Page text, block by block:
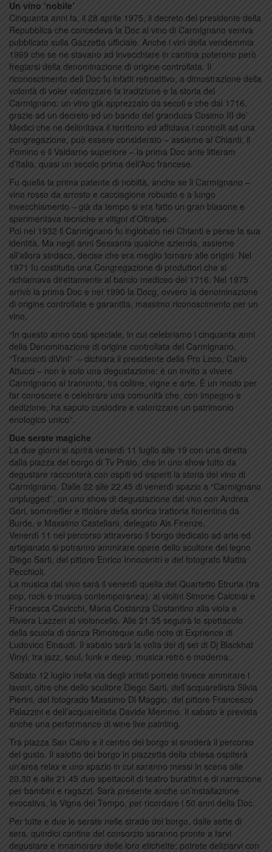
Un vino ‘nobile’
Cinquanta anni fa, il 28 aprile 1975, il decreto del presidente della
Repubblica che concedeva la Doc al vino di Carmignano veniva
pubblicato sulla Gazzetta ufficiale. Anche i vini della vendemmia
1969 che se ne stavano ad invecchiare in cantina poterono però
fregiarsi della denominazione di origine controllata. Il
riconoscimento dell Doc fu infatti retroattivo, a dimostrazione della
volontà di voler valorizzare la tradizione e la storia del
Carmignano: un vino già apprezzato da secoli e che dal 1716,
grazie ad un decreto ed un bando del granduca Cosimo III de’
Medici che ne delimitava il territorio ed affidava i controlli ad una
congregazione, può essere considerato – assieme al Chianti, il
Pomino e il Valdarno superiore – la prima Doc ante litteram
d’Italia, quasi un secolo prima dell’Aoc francese.
Fu quella la prima patente di nobiltà, anche se il Carmignano –
vino rosso da arrosto e cacciagione robusto e a lungo
invecchiamento – già da tempo si era fatto un gran blasone e
sperimentava tecniche e vitigni d’Oltralpe.
Poi nel 1932 il Carmignano fu inglobato nel Chianti e perse la sua
identità. Ma negli anni Sessanta qualche azienda, assieme
all’allora sindaco, decise che era meglio tornare alle origini. Nel
1971 fu costituita una Congregazione di produttori che si
richiamava direttamente al bando mediceo del 1716. Nel 1975
arrivò la prima Doc e nel 1990 la Docg, ovvero la denominazione
di origine controllate e garantita, massimo riconoscimento per un
vino.
“In questo anno così speciale, in cui celebriamo i cinquanta anni
della Denominazione di origine controllata del Carmignano,
“Tramonti diVini” – dichiara il presidente della Pro Loco, Carlo
Attucci – non è solo una degustazione: è un invito a vivere
Carmignano al tramonto, tra colline, vigne e arte. È un modo per
far conoscere e celebrare una comunità che, con impegno e
dedizione, ha saputo custodire e valorizzare un patrimonio
enologico unico”.
Due serate magiche
La due giorni si aprirà venerdì 11 luglio alle 19 con una diretta
dalla piazza del borgo di Tv Prato, che in uno show tutto da
degustare racconterà con ospiti ed esperti la storia del vino di
Carmignano. Dalle 22 alle 22.45 di venerdì spazio a “Carmignano
unplugged”, un uno show di degustazione dal vivo con Andrea
Gori, sommellier e titolare della storica trattoria fiorentina da
Burde, e Massimo Castellani, delegato Ais Firenze,
Venerdì 11 nel percorso attraverso il borgo dedicato ad arte ed
artigianato si potranno ammirare opere dello scultore del legno
Diego Sarti, del pittore Enrico Innocentri e del fotografo Mattia
Pecchioli.
La musica dal vivo sarà il venerdì quella del Quartetto Etruria (tra
pop, rock e musica contemporanea): ai violini Simone Calcinai e
Francesca Cavicchi, Maria Costanza Costantino alla viola e
Riviera Lazzeri al violoncello. Alle 21.35 seguirà lo spettacolo
della scuola di danza Rimoteque sulle note di Exprience di
Ludovico Einaudi. Il sabato sarà la volta del dj set di Dj Blackhat
Vinyl, tra jazz, soul, funk e deep, musica retrò e moderna..
Sabato 12 luglio nella via degli artisti potrete invece ammirare i
lavori, oltre che dello scultore Diego Sarti, dell’acquarellista Silvia
Pierini, del fotogrado Massimo Di Maggio, del pittore Francesco
Palazzini e dell’acquarellista Davide Memmo. Il sabato è prevista
anche una performance di wine live painting.
Tra piazza San Carlo e il centro del borgo si snoderà il percorso
del gusto. Il salotto del borgo in piazzetta della chiesa ospiterà
un’area relax e uno spazio in cui saranno messi in scena alle
20.30 e alle 21.45 due spettacoli di teatro burattini e di narrazione
per bambini e ragazzi. Sarà presente anche un’installazione
evocativa, la Vigna del Tempo, per ricordare i 50 anni della Doc.
Per tutte e due le serate nelle strade del borgo, dalle sette di
sera, quindici cantine del consorzio saranno pronte a farvi
degustare e innamorare delle loro etichette: potrete deliziarvi con